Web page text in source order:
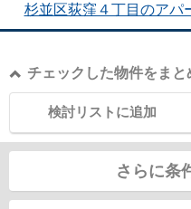
杉並区荻窪４丁目のアパ
チェックした物件をまと
検討リストに追加
さらに条